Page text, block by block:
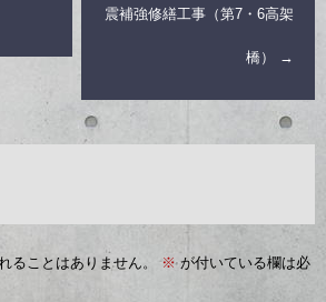
震補強修繕工事（第7・6高架
橋） →
ることはありません。 ※が付いている欄は必